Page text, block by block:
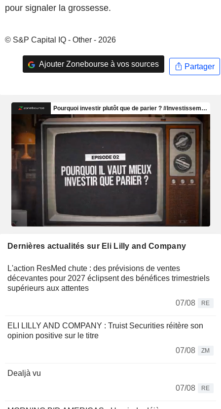
pour signaler la grossesse.
© S&P Capital IQ - Other - 2026
Ajouter Zonebourse à vos sources Partager
Dernières actualités sur Eli Lilly and Company
L'action ResMed chute : des prévisions de ventes
décevantes pour 2027 éclipsent des bénéfices trimestriels
supérieurs aux attentes
07/08
RE
ELI LILLY AND COMPANY : Truist Securities réitère son
opinion positive sur le titre
07/08
ZM
Dealjà vu
07/08
RE